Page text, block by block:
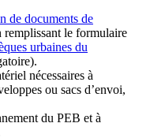
de documents de
remplissant le formulaire
urbaines du
nécessaires à
ou sacs d’envoi,
du PEB et à